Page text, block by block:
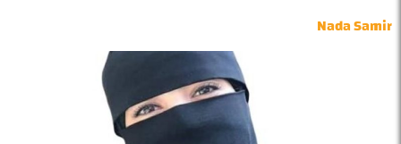
Nada Samir